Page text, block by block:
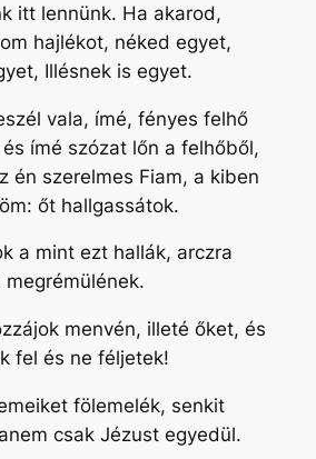
itt lennünk. Ha akarod,
hajlékot, néked egyet,
Illésnek is egyet.
vala, ímé, fényes felhő
ímé szózat lőn a felhőből,
én szerelmes Fiam, a kiben
őt hallgassátok.
a mint ezt hallák, arczra
menvén, illeté őket, és
fel és ne féljetek!
fölemelék, senkit
csak Jézust egyedül.